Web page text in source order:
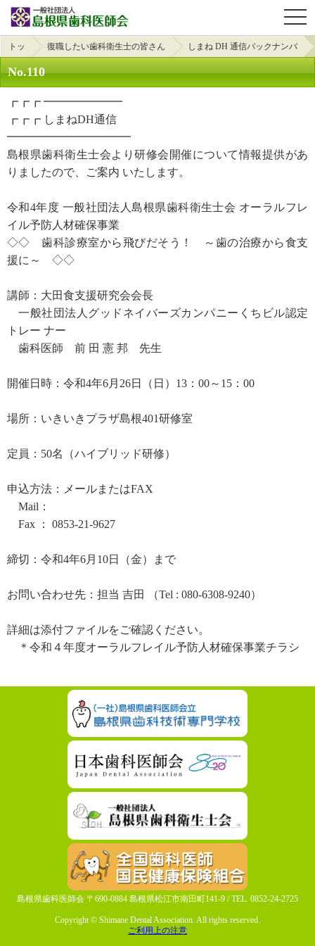
トッ
プ
復職したい歯科衛生士の皆さん
しまね DH 通信バックナンバ
No.110
┏┏┏ ━━━━━━━
┏┏┏ しまねDH通信
━━━━━━━━━━━
島根県歯科衛生士会より研修会開催について情報提供があ
りましたので、ご案内 いたします。
令和4年度 一般社団法人島根県歯科衛生士会 オーラルフレ
イル予防人材確保事業
◇◇ 歯科診療室から飛びだそう！ ～歯の治療から食支
援に～ ◇◇
講師：大田食支援研究会会長
一般社団法人グッドネイバーズカンパニーくちビル認定
トレー ナー
歯科医師 前 田 憲 邦 先生
開催日時：令和4年6月26日（日）13：00～15：00
場所：いきいきプラザ島根401研修室
定員：50名（ハイブリッド研修）
申込方法：メールまたはFAX
Mail：
Fax ： 0853-21-9627
締切：令和4年6月10日（金）まで
お問い合わせ先：担当 吉田 （Tel : 080-6308-9240）
詳細は添付ファイルをご確認ください。
＊令和４年度オーラルフレイル予防人材確保事業チラシ
島根県歯科医師会 〒690-0884 島根県松江市南田町141-9 / TEL. 0852-24-2725
Copyright © Shimane Dental Association. All rights reserved.
ご利用上の注意